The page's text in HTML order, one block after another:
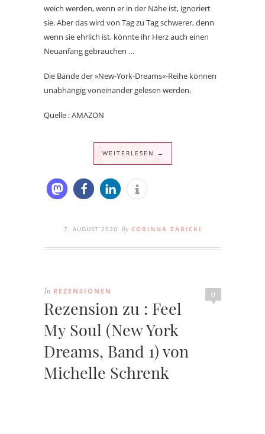
weich werden, wenn er in der Nähe ist, ignoriert
sie. Aber das wird von Tag zu Tag schwerer, denn
wenn sie ehrlich ist, könnte ihr Herz auch einen
Neuanfang gebrauchen …
Die Bände der »New-York-Dreams«-Reihe können
unabhängig voneinander gelesen werden.
Quelle : AMAZON
WEITERLESEN →
7. AUGUST 2020 By CORINNA ZABICKI
0
In REZENSIONEN
Rezension zu : Feel
My Soul (New York
Dreams, Band 1) von
Michelle Schrenk